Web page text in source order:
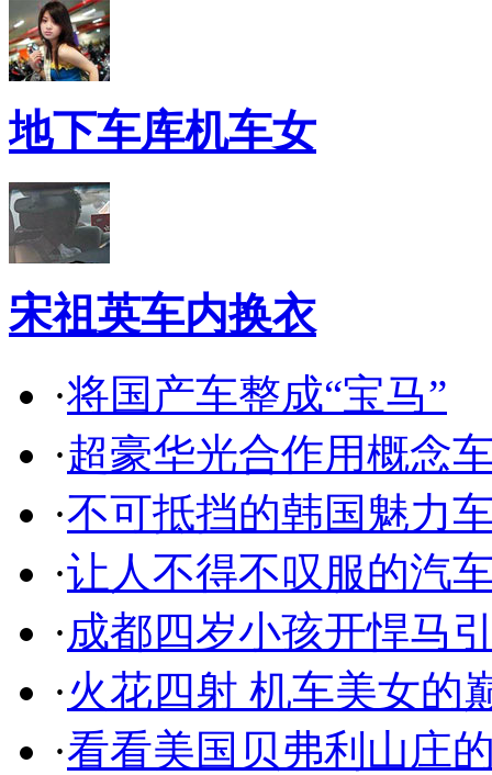
地下车库机车女
宋祖英车内换衣
·将国产车整成“宝马”
·超豪华光合作用概念
·不可抵挡的韩国魅力
·让人不得不叹服的汽
·成都四岁小孩开悍马
·火花四射 机车美女的
·看看美国贝弗利山庄